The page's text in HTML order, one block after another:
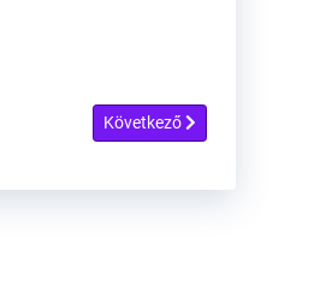
Következő cikk: Buck
Következő